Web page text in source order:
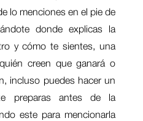
lo menciones en el pie de
donde explicas la
y cómo te sientes, una
creen que ganará o
incluso puedes hacer un
preparas antes de la
este para mencionarla